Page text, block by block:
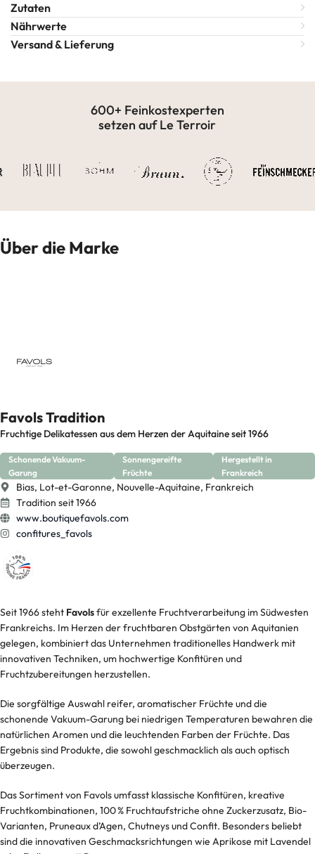
Zutaten
Nährwerte
Versand & Lieferung
600+ Feinkostexperten
setzen auf Le Terroir
Über die Marke
Favols Tradition
Fruchtige Delikatessen aus dem Herzen der Aquitaine seit 1966
Schonende Vakuum-
Garung
Sonnengereifte
Früchte
Hergestellt in
Frankreich
Bias, Lot-et-Garonne, Nouvelle-Aquitaine, Frankreich
Tradition seit 1966
www.boutiquefavols.com
confitures_favols
Seit 1966 steht Favolsfür exzellente Fruchtverarbeitung im Südwesten
Frankreichs. Im Herzen der fruchtbaren Obstgärten von Aquitanien
gelegen, kombiniert das Unternehmen traditionelles Handwerk mit
innovativen Techniken, um hochwertige Konfitüren und
Fruchtzubereitungen herzustellen.
Die sorgfältige Auswahl reifer, aromatischer Früchte und die
schonende Vakuum-Garung bei niedrigen Temperaturen bewahren die
natürlichen Aromen und die leuchtenden Farben der Früchte. Das
Ergebnis sind Produkte, die sowohl geschmacklich als auch optisch
überzeugen.
Das Sortiment von Favols umfasst klassische Konfitüren, kreative
Fruchtkombinationen, 100 % Fruchtaufstriche ohne Zuckerzusatz, Bio-
Varianten, Pruneaux d’Agen, Chutneys und Confit. Besonders beliebt
sind die innovativen Geschmacksrichtungen wie Aprikose mit Lavendel